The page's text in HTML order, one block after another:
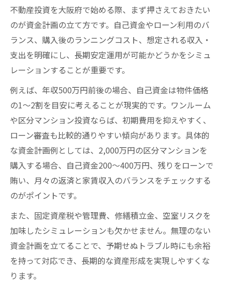
不動産投資のリスク管理と安全運用の実践
法
賃貸需要が高い大阪市のエリア分析ポイン
ト
不動産投資家が意識すべき市場変動の捉え
方
ワンルーム投資を大阪で見極めるポイント
不動産投資でワンルームを選ぶ際の注意点
大阪市のワンルーム投資で注目すべき利回
り
区分マンションとワンルーム投資の収益比
較
不動産投資で賃貸需要を見極めるポイント
ワンルーム投資で空室リスクを低減する方
法
年収500万円台から挑む現実的な投資計画
年収500万円から不動産投資を始める準備
不動産投資を大阪府で始める際、まず押さえておきたい
のが資金計画の立て方です。自己資金やローン利用のバ
ランス、購入後のランニングコスト、想定される収入・
支出を明確にし、長期安定運用が可能かどうかをシミュ
レーションすることが重要です。
例えば、年収500万円前後の場合、自己資金は物件価格
の1〜2割を目安に考えることが現実的です。ワンルーム
や区分マンション投資ならば、初期費用を抑えやすく、
ローン審査も比較的通りやすい傾向があります。具体的
な資金計画例としては、2,000万円の区分マンションを
購入する場合、自己資金200〜400万円、残りをローンで
賄い、月々の返済と家賃収入のバランスをチェックする
のがポイントです。
また、固定資産税や管理費、修繕積立金、空室リスクを
加味したシミュレーションも欠かせません。無理のない
資金計画を立てることで、予期せぬトラブル時にも余裕
を持って対応でき、長期的な資産形成を実現しやすくな
ります。